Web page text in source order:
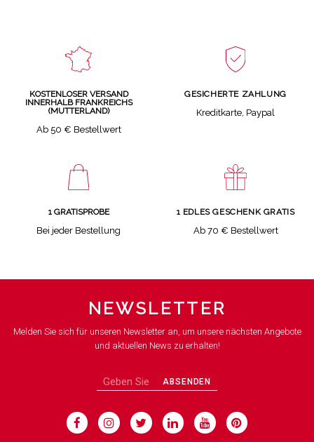
KOSTENLOSER VERSAND
INNERHALB FRANKREICHS
(MUTTERLAND)
Ab 50 € Bestellwert
GESICHERTE ZAHLUNG
Kreditkarte, Paypal
1 GRATISPROBE
Bei jeder Bestellung
1 EDLES GESCHENK GRATIS
Ab 70 € Bestellwert
NEWSLETTER
Melden Sie sich für unseren Newsletter an, um unsere nächsten Angebote
und aktuellen News zu erhalten!
ABSENDEN